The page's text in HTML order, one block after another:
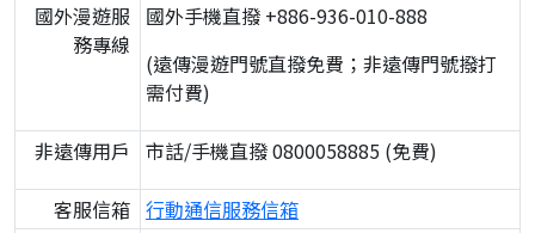
國外漫遊服
務專線
國外手機直撥 +886-936-010-888
(遠傳漫遊門號直撥免費；非遠傳門號撥打
需付費)
非遠傳用戶 市話/手機直撥 0800058885 (免費)
客服信箱 行動通信服務信箱